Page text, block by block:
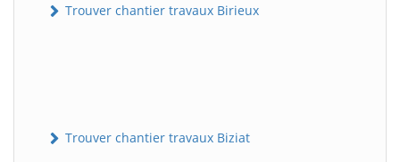
Trouver chantier travaux Birieux
Trouver chantier travaux Biziat